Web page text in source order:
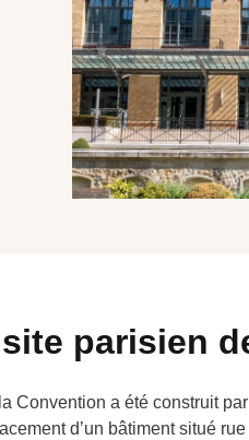
parisien
Convention a été construit
d’un bâtiment situé